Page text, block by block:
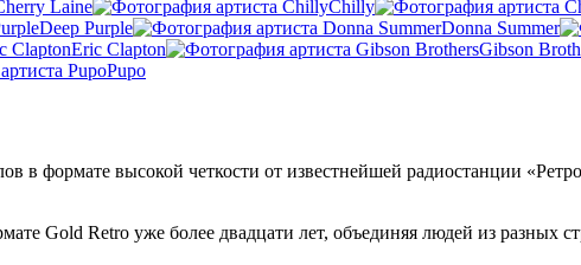
Laine Chilly
Deep Purple
Donna Summer
Eric Clapton
Gibson
Pupo
формате высокой четкости от известнейшей радиостанции
Gold Retro уже более двадцати лет, объединяя людей из разных